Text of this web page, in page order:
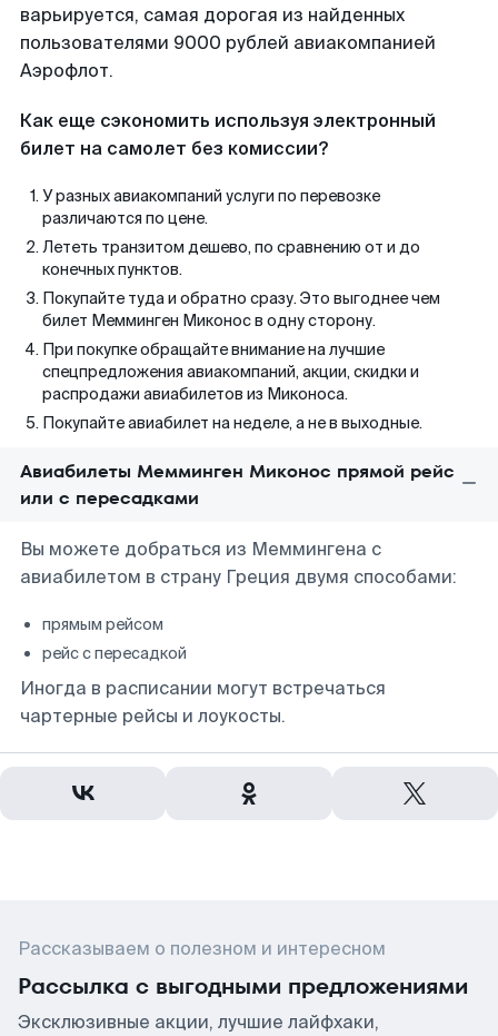
варьируется, самая дорогая из найденных
пользователями 9000 рублей авиакомпанией
Аэрофлот.
Как еще сэкономить используя электронный
билет на самолет без комиссии?
У разных авиакомпаний услуги по перевозке
различаются по цене.
Лететь транзитом дешево, по сравнению от и до
конечных пунктов.
Покупайте туда и обратно сразу. Это выгоднее чем
билет Мемминген Миконос в одну сторону.
При покупке обращайте внимание на лучшие
спецпредложения авиакомпаний, акции, скидки и
распродажи авиабилетов из Миконоса.
Покупайте авиабилет на неделе, а не в выходные.
Авиабилеты Мемминген Миконос прямой рейс
или с пересадками
Вы можете добраться из Меммингена с
авиабилетом в страну Греция двумя способами:
прямым рейсом
рейс с пересадкой
Иногда в расписании могут встречаться
чартерные рейсы и лоукосты.
Рассказываем о полезном и интересном
Рассылка с выгодными предложениями
Эксклюзивные акции, лучшие лайфхаки,